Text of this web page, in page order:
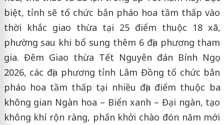
biệt, tỉnh sẽ tổ chức bắn pháo hoa tầm thấp vào
thời khắc giao thừa tại 25 điểm thuộc 18 xã,
phường sau khi bổ sung thêm 6 địa phương tham
gia. Đêm Giao thừa Tết Nguyên đán Bính Ngọ
2026, các địa phương tỉnh Lâm Đồng tổ chức bắn
pháo hoa tầm thấp tại nhiều địa điểm thuộc ba
không gian Ngàn hoa – Biển xanh – Đại ngàn, tạo
không khí rộn ràng, phấn khởi chào đón năm mới